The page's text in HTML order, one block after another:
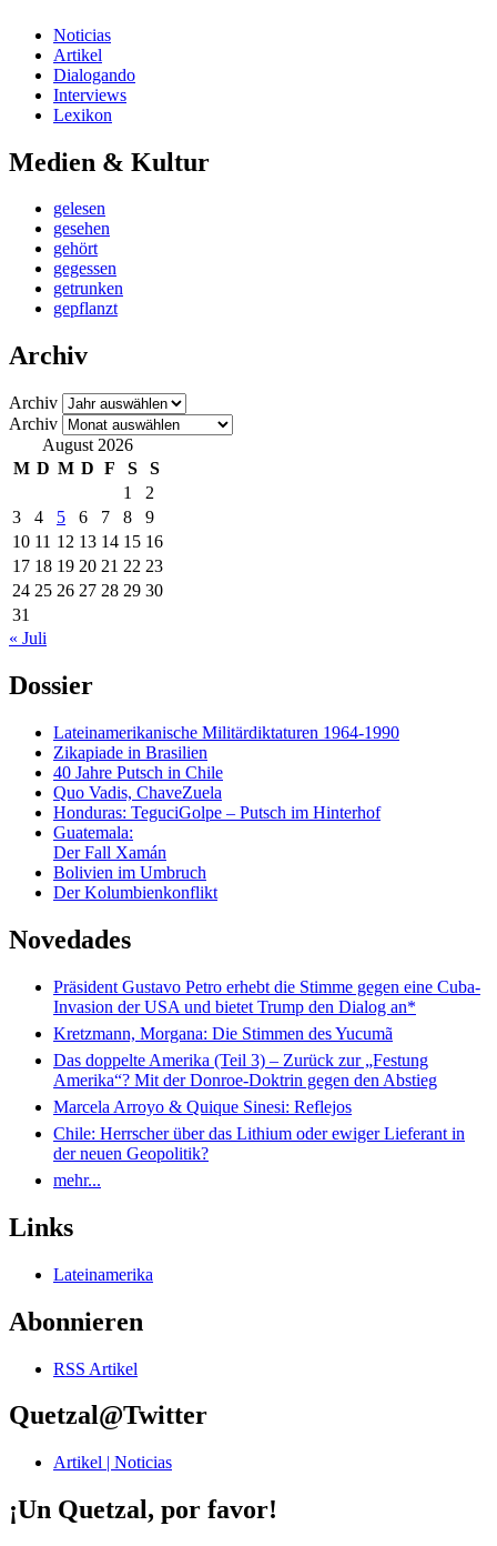
Noticias
Artikel
Dialogando
Interviews
Lexikon
Medien & Kultur
gelesen
gesehen
gehört
gegessen
getrunken
gepflanzt
Archiv
Archiv
Archiv
August 2026
M D M D F S
S
1
2
3
4 5 6 7 8
9
10 11 12 13 14 15 16
17 18 19 20 21 22 23
24 25 26 27 28 29 30
31
« Juli
Dossier
Lateinamerikanische Militärdiktaturen 1964-1990
Zikapiade in Brasilien
40 Jahre Putsch in Chile
Quo Vadis, ChaveZuela
Honduras: TeguciGolpe – Putsch im Hinterhof
Guatemala:
Der Fall Xamán
Bolivien im Umbruch
Der Kolumbienkonflikt
Novedades
Präsident Gustavo Petro erhebt die Stimme gegen eine Cuba-
Invasion der USA und bietet Trump den Dialog an*
Kretzmann, Morgana: Die Stimmen des Yucumã
Das doppelte Amerika (Teil 3) – Zurück zur „Festung
Amerika“? Mit der Donroe-Doktrin gegen den Abstieg
Marcela Arroyo & Quique Sinesi: Reflejos
Chile: Herrscher über das Lithium oder ewiger Lieferant in
der neuen Geopolitik?
mehr...
Links
Lateinamerika
Abonnieren
RSS Artikel
Quetzal@Twitter
Artikel | Noticias
¡Un Quetzal, por favor!